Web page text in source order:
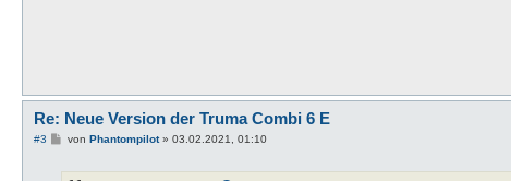
Re: Neue Version der Truma Combi 6 E
#3
Bvon Phantompilot» 03.02.2021, 01:10